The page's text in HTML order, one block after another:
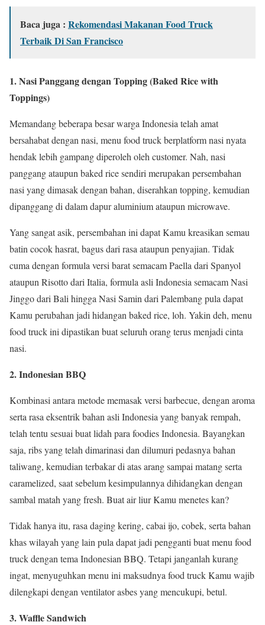
Baca juga : Rekomendasi Makanan Food Truck
Terbaik Di San Francisco
1. Nasi Panggang dengan Topping (Baked Rice with
Toppings)
Memandang beberapa besar warga Indonesia telah amat
bersahabat dengan nasi, menu food truck berplatform nasi nyata
hendak lebih gampang diperoleh oleh customer. Nah, nasi
panggang ataupun baked rice sendiri merupakan persembahan
nasi yang dimasak dengan bahan, diserahkan topping, kemudian
dipanggang di dalam dapur aluminium ataupun microwave.
Yang sangat asik, persembahan ini dapat Kamu kreasikan semau
batin cocok hasrat, bagus dari rasa ataupun penyajian. Tidak
cuma dengan formula versi barat semacam Paella dari Spanyol
ataupun Risotto dari Italia, formula asli Indonesia semacam Nasi
Jinggo dari Bali hingga Nasi Samin dari Palembang pula dapat
Kamu perubahan jadi hidangan baked rice, loh. Yakin deh, menu
food truck ini dipastikan buat seluruh orang terus menjadi cinta
nasi.
2. Indonesian BBQ
Kombinasi antara metode memasak versi barbecue, dengan aroma
serta rasa eksentrik bahan asli Indonesia yang banyak rempah,
telah tentu sesuai buat lidah para foodies Indonesia. Bayangkan
saja, ribs yang telah dimarinasi dan dilumuri pedasnya bahan
taliwang, kemudian terbakar di atas arang sampai matang serta
caramelized, saat sebelum kesimpulannya dihidangkan dengan
sambal matah yang fresh. Buat air liur Kamu menetes kan?
Tidak hanya itu, rasa daging kering, cabai ijo, cobek, serta bahan
khas wilayah yang lain pula dapat jadi pengganti buat menu food
truck dengan tema Indonesian BBQ. Tetapi janganlah kurang
ingat, menyuguhkan menu ini maksudnya food truck Kamu wajib
dilengkapi dengan ventilator asbes yang mencukupi, betul.
3. Waffle Sandwich